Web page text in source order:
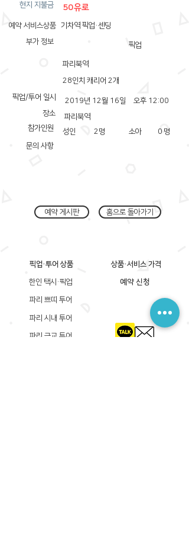
​현지 지불금
부가 정보
픽업/투어 일시
장소
참가인원
문의 사항
예약 서비스상품
50유로
기차역 픽업·센딩
픽업
파리북역
28인치 캐리어 2개
2019년 12월 16일
오후 12:00
파리북역
성인
2명 소아 0 명
예약 게시판 홈으로 돌아가기
픽업·투어 상품
한인 택시·픽업
상품·서비스 가격
예약 신청
파리 쁘띠 투어
파리 시내 투어
파리 근교 투어